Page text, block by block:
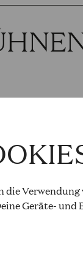
Verwendung
Geräte- und